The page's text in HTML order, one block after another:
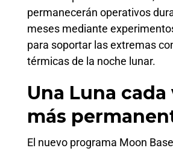
permanecerán operativos
meses mediante
para soportar las extremas
térmicas de la noche lunar.
Una Luna cada
más
El nuevo programa Moon